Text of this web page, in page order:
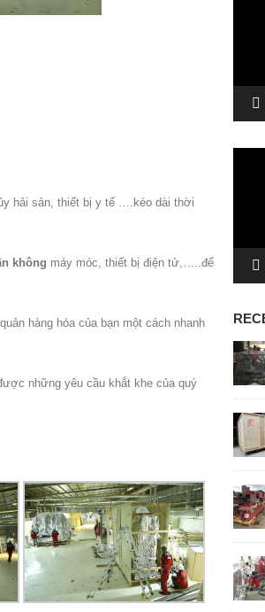
hải sản, thiết bị y tế ….kéo dài thời
không máy móc, thiết bị điện tử,…..để
hàng hóa của bạn một cách nhanh
những yêu cầu khắt khe của quý